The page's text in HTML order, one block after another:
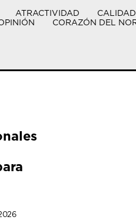
ATRACTIVIDAD
CORAZÓN DEL